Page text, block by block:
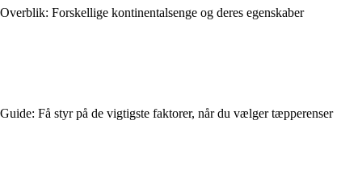
Overblik: Forskellige kontinentalsenge og deres egenskaber
Guide: Få styr på de vigtigste faktorer, når du vælger tæpperenser